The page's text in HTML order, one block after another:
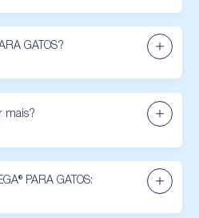
GATOS?
mais?
PARA GATOS: